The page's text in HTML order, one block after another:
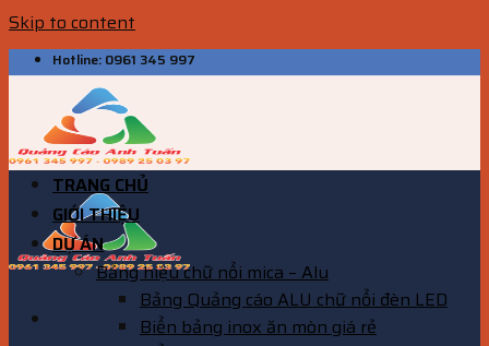
Skip to content
Hotline: 0961 345 997
TRANG CHỦ
GIỚI THIỆU
DỰ ÁN
Bảng hiệu chữ nổi mica – Alu
Bảng Quảng cáo ALU chữ nổi đèn LED
Biển bảng inox ăn mòn giá rẻ